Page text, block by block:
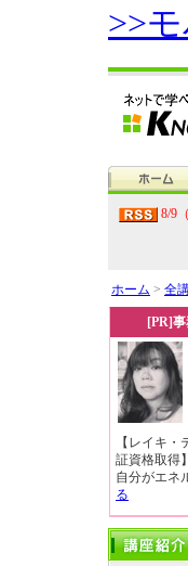
>>
8/9
ホーム > 全
[PR]
【レイキ
証資格取得
自分がエネ
る